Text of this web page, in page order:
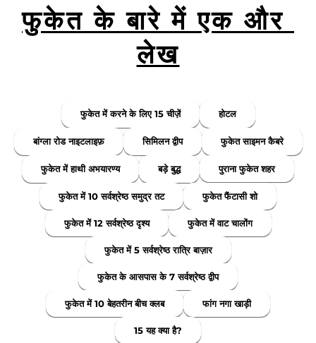
फुकेत के बारे में एक और
लेख
फुकेत में करने के लिए 15 चीज़ें होटल
बांग्ला रोड नाइटलाइफ़ सिमिलन द्वीप फुकेत साइमन कैबरे
फुकेत में हाथी अभयारण्य बड़े बुद्ध पुराना फुकेत शहर
फुकेत में 10 सर्वश्रेष्ठ समुद्र तट फुकेत फैंटासी शो
फुकेत में 12 सर्वश्रेष्ठ दृश्य फुकेत में वाट चालोंग
फुकेत में 5 सर्वश्रेष्ठ रात्रि बाज़ार
फुकेत के आसपास के 7 सर्वश्रेष्ठ द्वीप
फुकेत में 10 बेहतरीन बीच क्लब फांग नगा खाड़ी
15 यह क्या है?